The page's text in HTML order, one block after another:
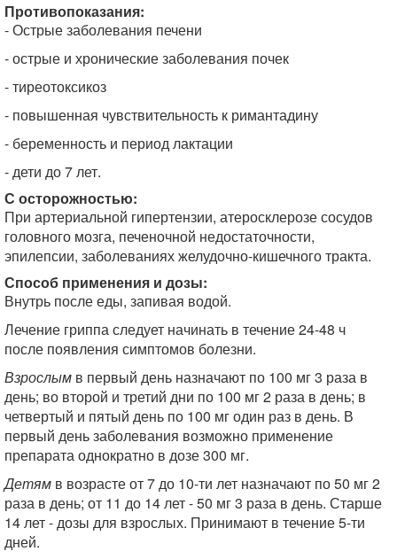
Противопоказания:
- Острые заболевания печени
- острые и хронические заболевания почек
- тиреотоксикоз
- повышенная чувствительность к римантадину
- беременность и период лактации
- дети до 7 лет.
С осторожностью:
При артериальной гипертензии, атеросклерозе сосудов
головного мозга, печеночной недостаточности,
эпилепсии, заболеваниях желудочно-кишечного тракта.
Способ применения и дозы:
Внутрь после еды, запивая водой.
Лечение гриппа следует начинать в течение 24-48 ч
после появления симптомов болезни.
Взрослым в первый день назначают по 100 мг 3 раза в
день; во второй и третий дни по 100 мг 2 раза в день; в
четвертый и пятый день по 100 мг один раз в день. В
первый день заболевания возможно применение
препарата однократно в дозе 300 мг.
Детям в возрасте от 7 до 10-ти лет назначают по 50 мг 2
раза в день; от 11 до 14 лет - 50 мг 3 раза в день. Старше
14 лет - дозы для взрослых. Принимают в течение 5-ти
дней.